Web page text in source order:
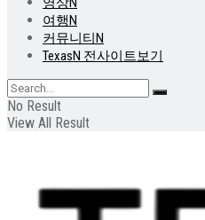
여행N
커뮤니티N
TexasN 전사이트보기
No Result
View All Result